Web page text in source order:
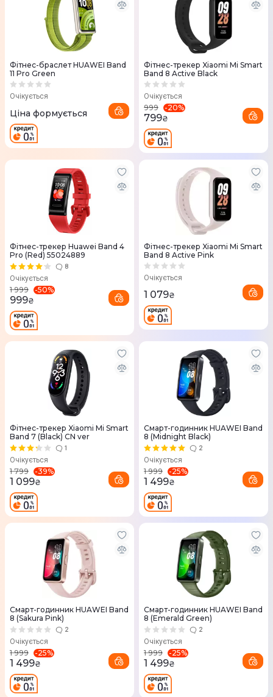
Фітнес-браслет HUAWEI Band
11 Pro Green
Очікується
Ціна формується
Фітнес-трекер Xiaomi Mi Smart
Band 8 Active Black
Очікується
999 -20%
799₴
Фітнес-трекер Huawei Band 4
Pro (Red) 55024889
8
Очікується
1 999 -50%
999₴
Фітнес-трекер Xiaomi Mi Smart
Band 8 Active Pink
Очікується
1 079₴
Фітнес-трекер Xiaomi Mi Smart
Band 7 (Black) CN ver
1
Очікується
1 799 -39%
1 099₴
Смарт-годинник HUAWEI Band
8 (Midnight Black)
2
Очікується
1 999 -25%
1 499₴
Смарт-годинник HUAWEI Band
8 (Sakura Pink)
2
Очікується
1 999 -25%
1 499₴
Смарт-годинник HUAWEI Band
8 (Emerald Green)
2
Очікується
1 999 -25%
1 499₴